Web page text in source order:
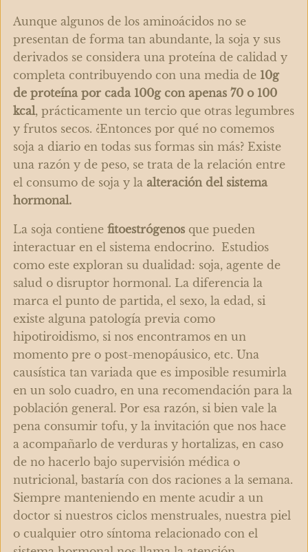
Aunque algunos de los aminoácidos no se
presentan de forma tan abundante, la soja y sus
derivados se considera una proteína de calidad y
completa contribuyendo con una media de 10g
de proteína por cada 100g con apenas 70 o 100
kcal, prácticamente un tercio que otras legumbres
y frutos secos. ¿Entonces por qué no comemos
soja a diario en todas sus formas sin más? Existe
una razón y de peso, se trata de la relación entre
el consumo de soja y la alteración del sistema
hormonal.
La soja contiene fitoestrógenos que pueden
interactuar en el sistema endocrino. Estudios
como este exploran su dualidad: soja, agente de
salud o disruptor hormonal. La diferencia la
marca el punto de partida, el sexo, la edad, si
existe alguna patología previa como
hipotiroidismo, si nos encontramos en un
momento pre o post-menopáusico, etc. Una
causística tan variada que es imposible resumirla
en un solo cuadro, en una recomendación para la
población general. Por esa razón, si bien vale la
pena consumir tofu, y la invitación que nos hace
a acompañarlo de verduras y hortalizas, en caso
de no hacerlo bajo supervisión médica o
nutricional, bastaría con dos raciones a la semana.
Siempre manteniendo en mente acudir a un
doctor si nuestros ciclos menstruales, nuestra piel
o cualquier otro síntoma relacionado con el